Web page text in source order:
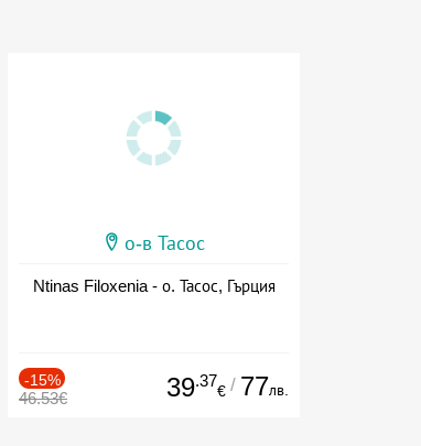
о-в Тасос
Ntinas Filoxenia - о. Тасос, Гърция
-15%
46.53€ 39.37
€ / 77лв.